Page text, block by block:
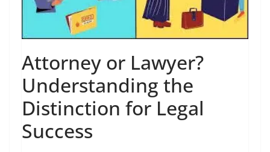
Attorney or Lawyer?
Understanding the
Distinction for Legal
Success